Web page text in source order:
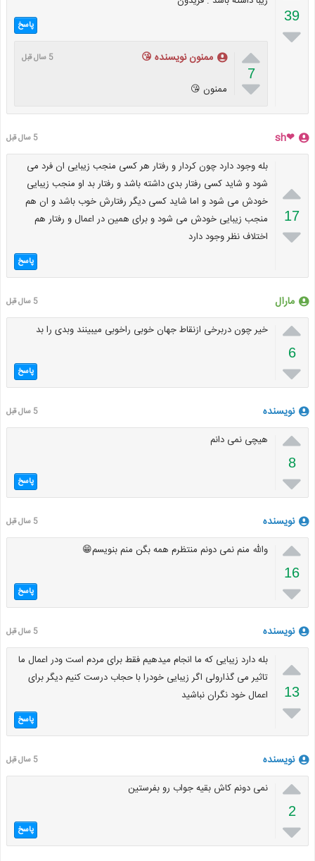
39
 پاسخ

7

ممنون نویسنده 😘 5 سال قبل
ممنون 😘
❤sh 5 سال قبل

17

بله وجود دارد چون کردار و رفتار هر کسی منجب زیبایی ان فرد می
شود و شاید کسی رفتار بدی داشته باشد و رفتار بد او منجب زیبایی
خودش می شود و اما شاید کسی دیگر رفتارش خوب باشد و ان هم
منجب زیبایی خودش می شود و برای همین در اعمال و رفتار هم
اختلاف نظر وجود دارد
پاسخ
مارال 5 سال قبل

6

خیر چون دربرخی ازنقاط جهان خوبی راخوبی میبینند وبدی را بد
پاسخ
نویسنده 5 سال قبل

8

هیچی نمی دانم
پاسخ
نویسنده 5 سال قبل

16

والله منم نمی دونم منتظرم همه بگن منم بنویسم😁
پاسخ
نویسنده 5 سال قبل

13

بله دارد زیبایی که ما انجام میدهیم فقط برای مردم است ودر اعمال ما
تاثیر می گذارولی اگر زیبایی خودرا با حجاب درست کنیم دیگر برای
اعمال خود نگران نباشید
پاسخ
نویسنده 5 سال قبل

2

نمی دونم کاش بقیه جواب رو بفرستین
پاسخ